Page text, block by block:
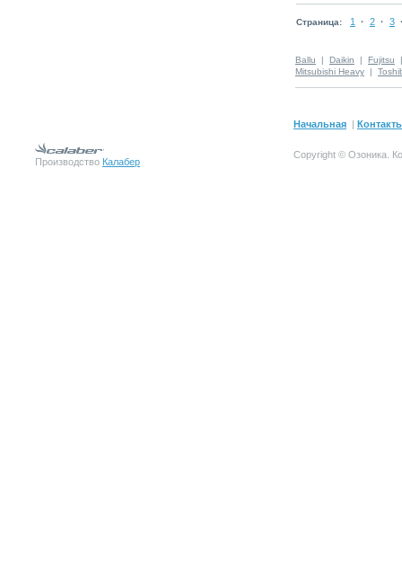
Страница: 1 · 2 · 3
Ballu | Daikin | Fujitsu
Mitsubishi Heavy |
Начальная |
Производство Калабер
Copyright © Озоника.